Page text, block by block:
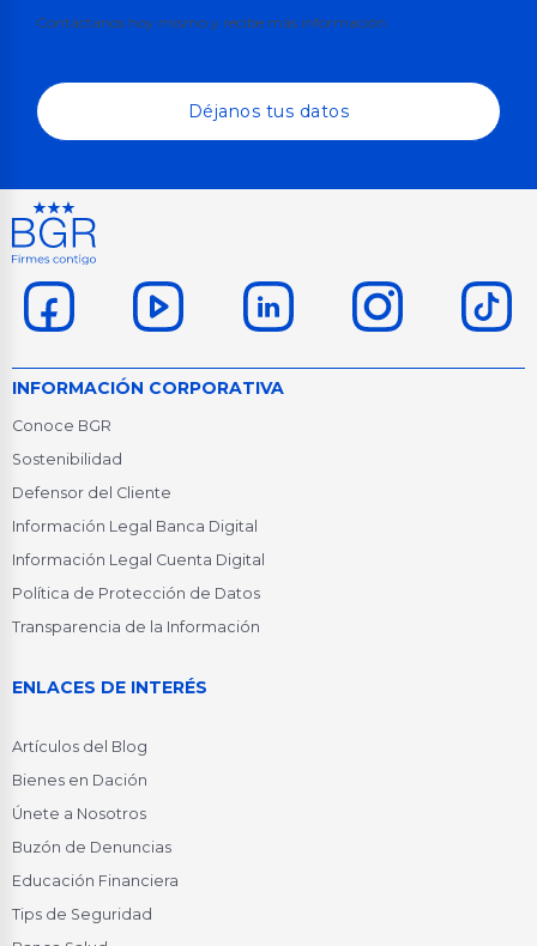
Contáctanos hoy mismo y recibe más información.
Déjanos tus datos
INFORMACIÓN CORPORATIVA
Conoce BGR
Sostenibilidad
Defensor del Cliente
Información Legal Banca Digital
Información Legal Cuenta Digital
Política de Protección de Datos
Transparencia de la Información
ENLACES DE INTERÉS
Artículos del Blog
Bienes en Dación
Únete a Nosotros
Buzón de Denuncias
Educación Financiera
Tips de Seguridad